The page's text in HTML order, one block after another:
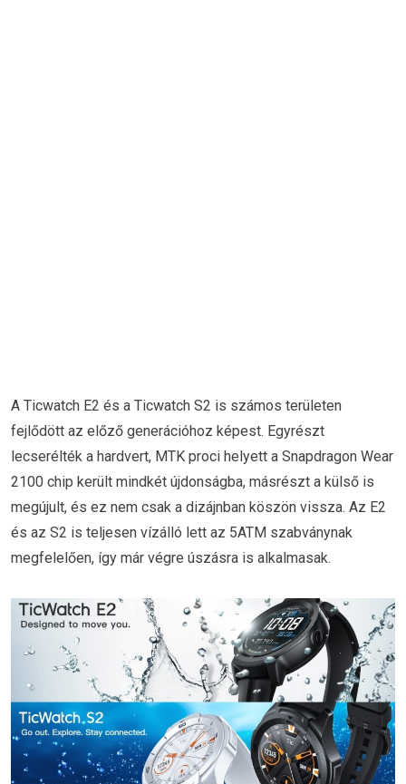
A Ticwatch E2 és a Ticwatch S2 is számos területen
fejlődött az előző generációhoz képest. Egyrészt
lecserélték a hardvert, MTK proci helyett a Snapdragon Wear
2100 chip került mindkét újdonságba, másrészt a külső is
megújult, és ez nem csak a dizájnban köszön vissza. Az E2
és az S2 is teljesen vízálló lett az 5ATM szabványnak
megfelelően, így már végre úszásra is alkalmasak.